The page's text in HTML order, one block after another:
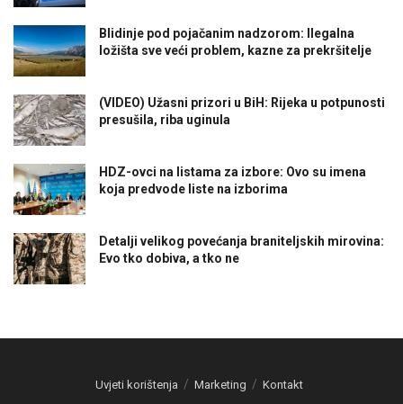
Blidinje pod pojačanim nadzorom: Ilegalna
ložišta sve veći problem, kazne za prekršitelje
(VIDEO) Užasni prizori u BiH: Rijeka u potpunosti
presušila, riba uginula
HDZ-ovci na listama za izbore: Ovo su imena
koja predvode liste na izborima
Detalji velikog povećanja braniteljskih mirovina:
Evo tko dobiva, a tko ne
Uvjeti korištenja Marketing Kontakt